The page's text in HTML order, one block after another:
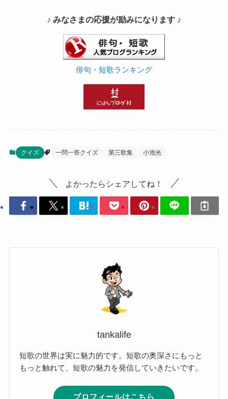
♪ みなさまの応援が励みになります ♪
俳句・短歌ランキング
クイズ 一問一答クイズ 第三歌集 小池光
よかったらシェアしてね！
tankalife
短歌の世界は実に魅力的です。短歌の奥深さにもっと
もっと触れて、短歌の魅力を発信していきたいです。
プロフィールはこちら